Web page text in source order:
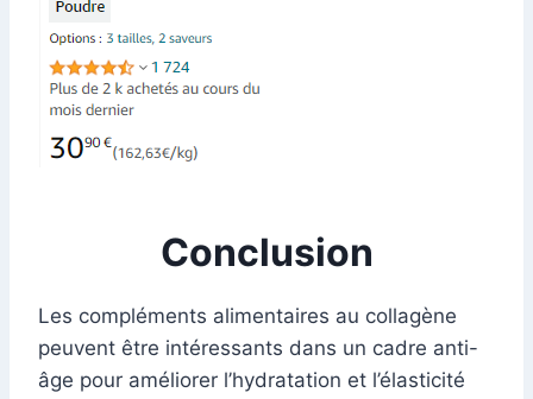
Conclusion
Les compléments alimentaires au collagène
peuvent être intéressants dans un cadre anti-
âge pour améliorer l’hydratation et l’élasticité